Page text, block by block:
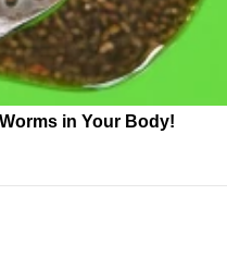
in Your Body!